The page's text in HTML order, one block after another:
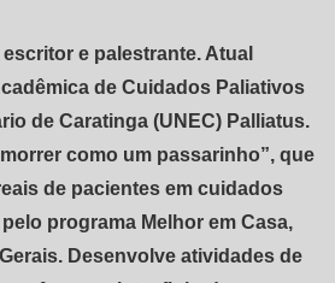
e palestrante. Atual
de Cuidados Paliativos
de Caratinga (UNEC) Palliatus.
como um passarinho”, que
de pacientes em cuidados
programa Melhor em Casa,
Desenvolve atividades de